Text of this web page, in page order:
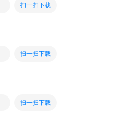
扫一扫下载
扫一扫下载
扫一扫下载